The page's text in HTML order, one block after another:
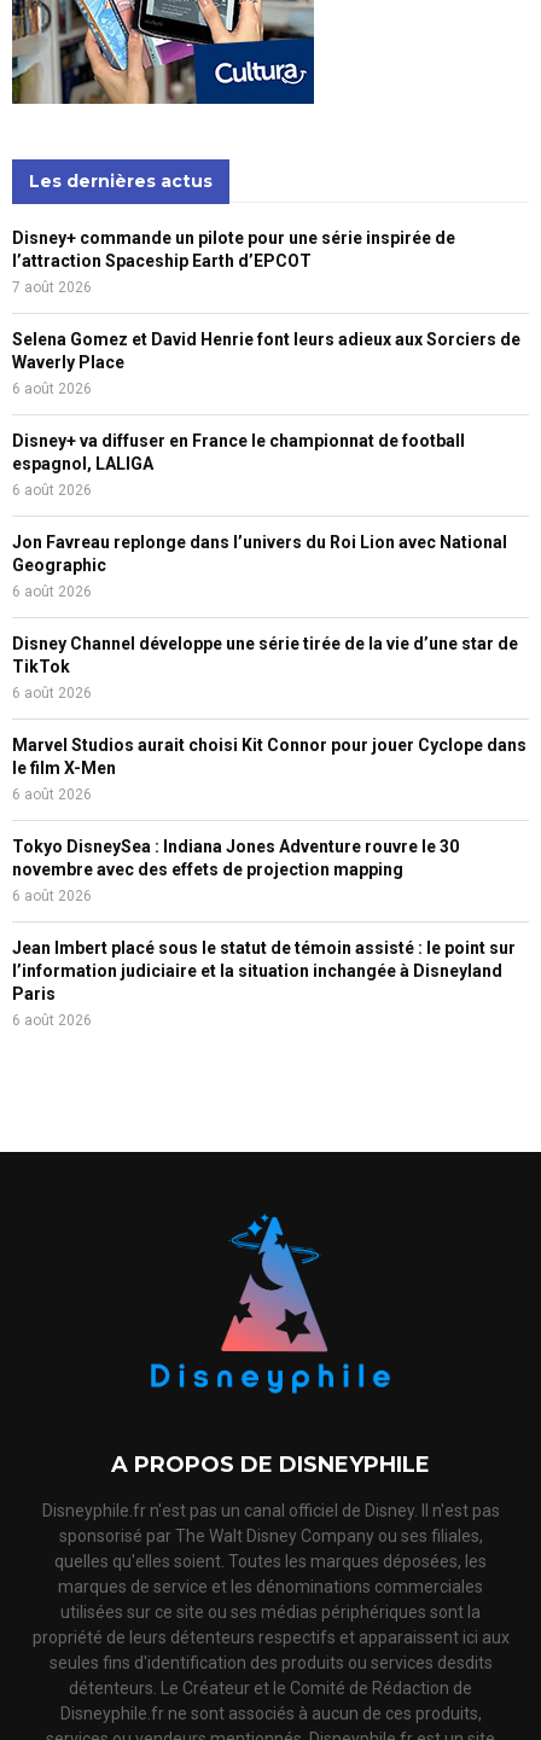
Les dernières actus
Disney+ commande un pilote pour une série inspirée de
l’attraction Spaceship Earth d’EPCOT
7 août 2026
Selena Gomez et David Henrie font leurs adieux aux Sorciers de
Waverly Place
6 août 2026
Disney+ va diffuser en France le championnat de football
espagnol, LALIGA
6 août 2026
Jon Favreau replonge dans l’univers du Roi Lion avec National
Geographic
6 août 2026
Disney Channel développe une série tirée de la vie d’une star de
TikTok
6 août 2026
Marvel Studios aurait choisi Kit Connor pour jouer Cyclope dans
le film X-Men
6 août 2026
Tokyo DisneySea : Indiana Jones Adventure rouvre le 30
novembre avec des effets de projection mapping
6 août 2026
Jean Imbert placé sous le statut de témoin assisté : le point sur
l’information judiciaire et la situation inchangée à Disneyland
Paris
6 août 2026
A PROPOS DE DISNEYPHILE
Disneyphile.fr n'est pas un canal officiel de Disney. Il n'est pas
sponsorisé par The Walt Disney Company ou ses filiales,
quelles qu'elles soient. Toutes les marques déposées, les
marques de service et les dénominations commerciales
utilisées sur ce site ou ses médias périphériques sont la
propriété de leurs détenteurs respectifs et apparaissent ici aux
seules fins d'identification des produits ou services desdits
détenteurs. Le Créateur et le Comité de Rédaction de
Disneyphile.fr ne sont associés à aucun de ces produits,